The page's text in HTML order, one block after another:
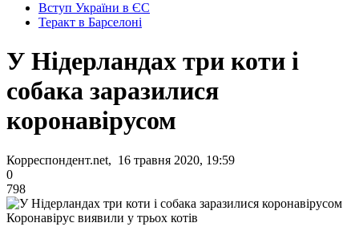
Вступ України в ЄС
Теракт в Барселоні
У Нідерландах три коти і
собака заразилися
коронавірусом
Корреспондент.net, 16 травня 2020, 19:59
0
798
Коронавірус виявили у трьох котів